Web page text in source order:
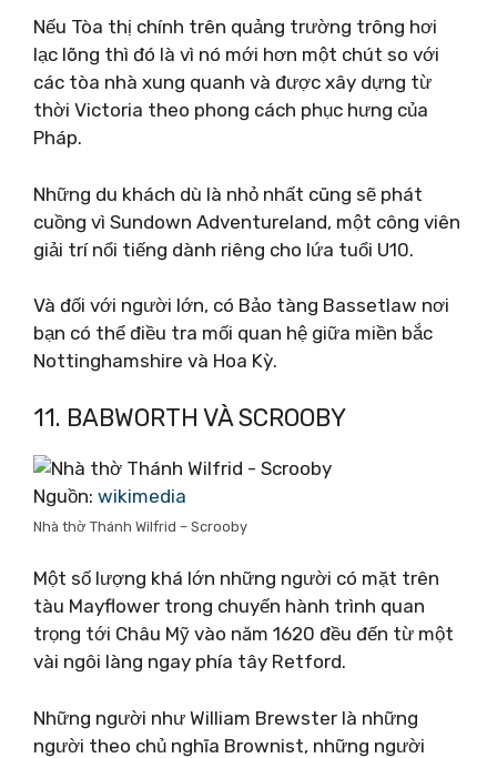
Nếu Tòa thị chính trên quảng trường trông hơi
lạc lõng thì đó là vì nó mới hơn một chút so với
các tòa nhà xung quanh và được xây dựng từ
thời Victoria theo phong cách phục hưng của
Pháp.
Những du khách dù là nhỏ nhất cũng sẽ phát
cuồng vì Sundown Adventureland, một công viên
giải trí nổi tiếng dành riêng cho lứa tuổi U10.
Và đối với người lớn, có Bảo tàng Bassetlaw nơi
bạn có thể điều tra mối quan hệ giữa miền bắc
Nottinghamshire và Hoa Kỳ.
11. BABWORTH VÀ SCROOBY
Nguồn: wikimedia
Nhà thờ Thánh Wilfrid – Scrooby
Một số lượng khá lớn những người có mặt trên
tàu Mayflower trong chuyến hành trình quan
trọng tới Châu Mỹ vào năm 1620 đều đến từ một
vài ngôi làng ngay phía tây Retford.
Những người như William Brewster là những
người theo chủ nghĩa Brownist, những người